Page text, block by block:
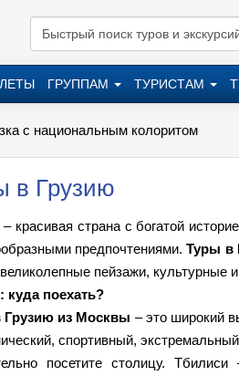
ГРУППАМ ТУРИСТАМ
с национальным колоритом
в Грузию
– красивая страна с богатой
предпочтениями.Туры в
пейзажи, культурные
куда поехать?
Грузию из Москвы – это широкий
спортивный,
посетите столицу.